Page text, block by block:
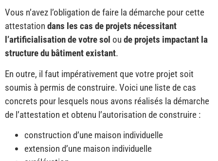
Vous n’avez l’obligation de faire la démarche pour cette
attestation dans les cas de projets nécessitant
l’artificialisation de votre sol ou de projets impactant la
structure du bâtiment existant.
En outre, il faut impérativement que votre projet soit
soumis à permis de construire. Voici une liste de cas
concrets pour lesquels nous avons réalisés la démarche
de l’attestation et obtenu l’autorisation de construire :
construction d’une maison individuelle
extension d’une maison individuelle